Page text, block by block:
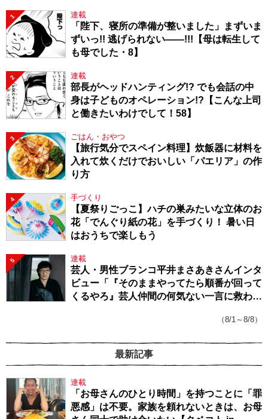
1 連載
「陛下、寝所の準備が整いました」まずいま
ずいっ!! 逃げられない――!!!【母は転生して
も母でした・8】
2 連載
部長がヘッドハンティング!? でも会話の中
身は子どものオペレーション!?【こんな上司
と働きたいわけでして！58】
3 ごはん・おやつ
【旅行気分でスペイン料理】炊飯器に材料を
入れて炊くだけでおいしい「パエリア」の作
り方
4 手づくり
【夏祭りごっこ】ハチの巣みたいな立体のお
花「でんぐり紙の花」を手づくり！ 暑い日
はおうちで楽しもう
5 連載
芸人・男性ブランコ平井まさあきさんインタ
ビュー「『そのままやってたら順番が回って
くるやろ』芸人仲間の何気ない一言に救われ
（8/1～8/8）
最新記事
連載
「お母さんのひとり時間」を持つことに「罪
悪感」は不要。家族を頼れないときは、お母